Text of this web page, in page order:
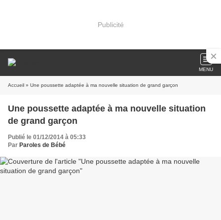
Publicité
MENU
Accueil » Une poussette adaptée à ma nouvelle situation de grand garçon
Une poussette adaptée à ma nouvelle situation
de grand garçon
Publié le 01/12/2014 à 05:33
Par Paroles de Bébé